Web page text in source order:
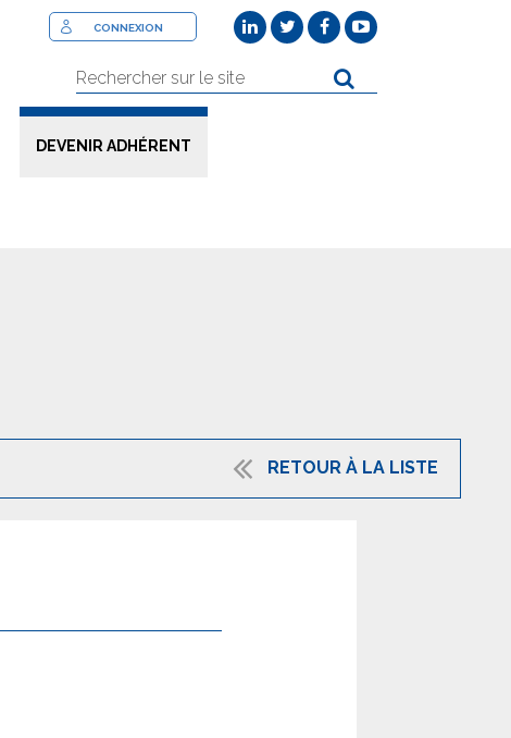
CONNEXION
DEVENIR ADHÉRENT
RETOUR À LA LISTE